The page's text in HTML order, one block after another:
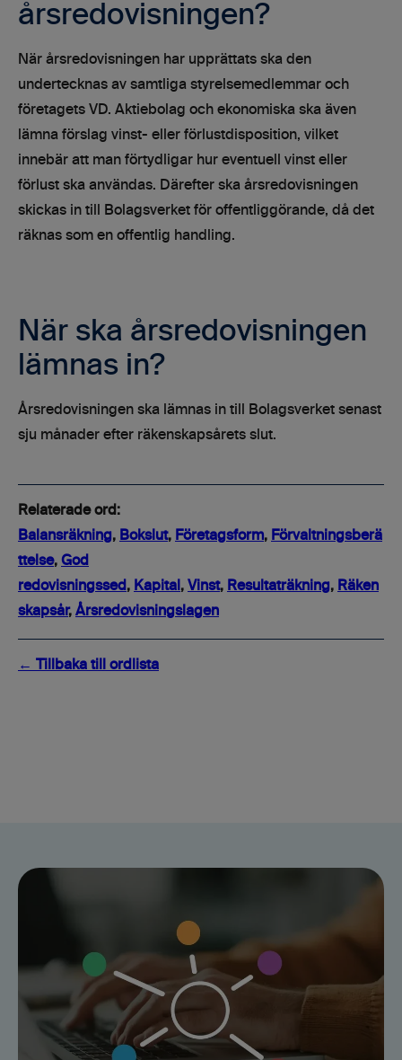
årsredovisningen?
När årsredovisningen har upprättats ska den
undertecknas av samtliga styrelsemedlemmar och
företagets VD. Aktiebolag och ekonomiska ska även
lämna förslag vinst- eller förlustdisposition, vilket
innebär att man förtydligar hur eventuell vinst eller
förlust ska användas. Därefter ska årsredovisningen
skickas in till Bolagsverket för offentliggörande, då det
räknas som en offentlig handling.
När ska årsredovisningen
lämnas in?
Årsredovisningen ska lämnas in till Bolagsverket senast
sju månader efter räkenskapsårets slut.
Relaterade ord:
Balansräkning, Bokslut, Företagsform, Förvaltningsberä
ttelse, God
redovisningssed , Kapital , Vinst, Resultaträkning, Räken
skapsår, Årsredovisningslagen
← Tillbaka till ordlista